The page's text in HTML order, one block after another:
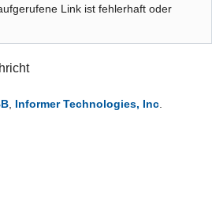
Link ist fehlerhaft oder
, Informer Technologies, Inc.